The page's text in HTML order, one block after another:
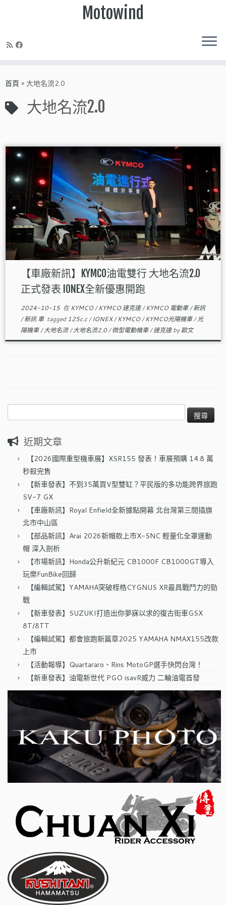
to
Motowind
首頁 » 大地名流2.0
大地名流2.0
【車廠新訊】KYMCO油電雙行 大地名流2.0
正式發表 IONEX全新優惠開跑
2024-10-15在KYMCO/KYMCO 速克達/KYMCO 電動車/新訊
/新訊 車 tagged125c.c/IONEX/KYMCO/KYMCO光陽機車/光
陽機車/大地名流/大地名流2.0/微型電動機車/速克達by歐文
尋
鍵
近期文章
【2026國際重型機車展】XSR155 發表！車展預購 14.8 萬
秒殺完售
【新車發表】不到35萬買V型雙缸？平民版的多功能跨界旅跑
SV-7 GX
【車廠新訊】Royal Enfield全新據點開幕 北台灣第三間插旗
北市中山區
【部品新訊】Arai 2026新帽款上市X-SNC 輕量化全罩運動
帽 深入剖析
【市場新訊】Honda公升新紀元 CB1000F CB1000GT導入
玩樂FunBike回歸
【編輯試駕】YAMAHA突破桎梏CYGNUS XR最具戰鬥力的勁
戰
【新車發表】SUZUKI打造出你夢寐以求的復古街車GSX
8T/8TT
【編輯試駕】都會旅跑新篇章2025 YAMAHA NMAX155改款
上市
【活動報導】Quartararo、Rins MotoGP選手快閃台灣！
【新車發表】油電新世代 PGO isavR威力 二輪油電首發